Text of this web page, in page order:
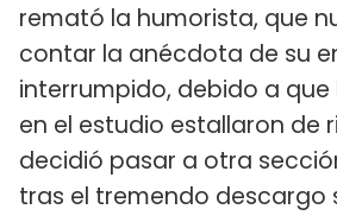
remató la humorista, que
contar la anécdota de su
interrumpido, debido a que
en el estudio estallaron de
decidió pasar a otra
tras el tremendo descargo